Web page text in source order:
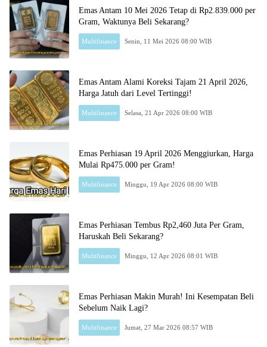
Emas Antam 10 Mei 2026 Tetap di Rp2.839.000 per
Gram, Waktunya Beli Sekarang?
Multifinance Senin, 11 Mei 2026 08:00 WIB
Emas Antam Alami Koreksi Tajam 21 April 2026,
Harga Jatuh dari Level Tertinggi!
Multifinance Selasa, 21 Apr 2026 08:00 WIB
Emas Perhiasan 19 April 2026 Menggiurkan, Harga
Mulai Rp475.000 per Gram!
Multifinance Minggu, 19 Apr 2026 08:00 WIB
Emas Perhiasan Tembus Rp2,460 Juta Per Gram,
Haruskah Beli Sekarang?
Multifinance Minggu, 12 Apr 2026 08:01 WIB
Emas Perhiasan Makin Murah! Ini Kesempatan Beli
Sebelum Naik Lagi?
Multifinance Jumat, 27 Mar 2026 08:57 WIB